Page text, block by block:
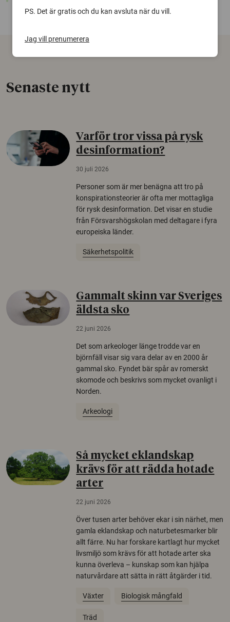
Senaste nytt
Varför tror vissa på rysk
desinformation?
30 juli 2026
Personer som är mer benägna att tro på
konspirationsteorier är ofta mer mottagliga
för rysk desinformation. Det visar en studie
från Försvarshögskolan med deltagare i fyra
europeiska länder.
Säkerhetspolitik
Gammalt skinn var Sveriges
äldsta sko
22 juni 2026
Det som arkeologer länge trodde var en
björnfäll visar sig vara delar av en 2000 år
gammal sko. Fyndet bär spår av romerskt
skomode och beskrivs som mycket ovanligt i
Norden.
Arkeologi
Så mycket eklandskap
krävs för att rädda hotade
arter
22 juni 2026
Över tusen arter behöver ekar i sin närhet, men
gamla eklandskap och naturbetesmarker blir
allt färre. Nu har forskare kartlagt hur mycket
livsmiljö som krävs för att hotade arter ska
kunna överleva – kunskap som kan hjälpa
naturvårdare att sätta in rätt åtgärder i tid.
Växter Biologisk mångfald
Träd
PS. Det är gratis och du kan avsluta när du vill.
Jag vill prenumerera